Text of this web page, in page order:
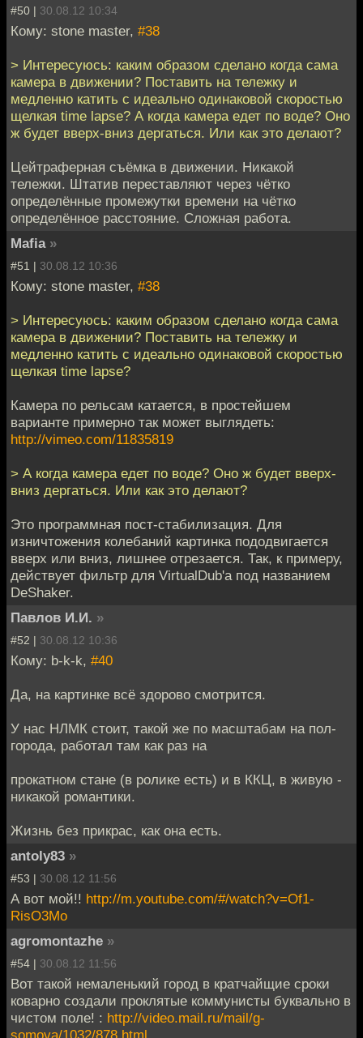
#50 | 30.08.12 10:34
Кому: stone master, #38
> Интересуюсь: каким образом сделано когда сама
камера в движении? Поставить на тележку и
медленно катить с идеально одинаковой скоростью
щелкая time lapse? А когда камера едет по воде? Оно
ж будет вверх-вниз дергаться. Или как это делают?
Цейтраферная съёмка в движении. Никакой
тележки. Штатив переставляют через чётко
определённые промежутки времени на чётко
определённое расстояние. Сложная работа.
Mafia »
#51 | 30.08.12 10:36
Кому: stone master, #38
> Интересуюсь: каким образом сделано когда сама
камера в движении? Поставить на тележку и
медленно катить с идеально одинаковой скоростью
щелкая time lapse?
Камера по рельсам катается, в простейшем
варианте примерно так может выглядеть:
http://vimeo.com/11835819
> А когда камера едет по воде? Оно ж будет вверх-
вниз дергаться. Или как это делают?
Это программная пост-стабилизация. Для
изничтожения колебаний картинка пододвигается
вверх или вниз, лишнее отрезается. Так, к примеру,
действует фильтр для VirtualDub'а под названием
DeShaker.
Павлов И.И. »
#52 | 30.08.12 10:36
Кому: b-k-k, #40
Да, на картинке всё здорово смотрится.
У нас НЛМК стоит, такой же по масштабам на пол-
города, работал там как раз на
прокатном стане (в ролике есть) и в ККЦ, в живую -
никакой романтики.
Жизнь без прикрас, как она есть.
antoly83 »
#53 | 30.08.12 11:56
А вот мой!! http://m.youtube.com/#/watch?v=Of1-
RisO3Mo
agromontazhe »
#54 | 30.08.12 11:56
Вот такой немаленький город в кратчайщие сроки
коварно создали проклятые коммунисты буквально в
чистом поле! : http://video.mail.ru/mail/g-
somova/1032/878.html